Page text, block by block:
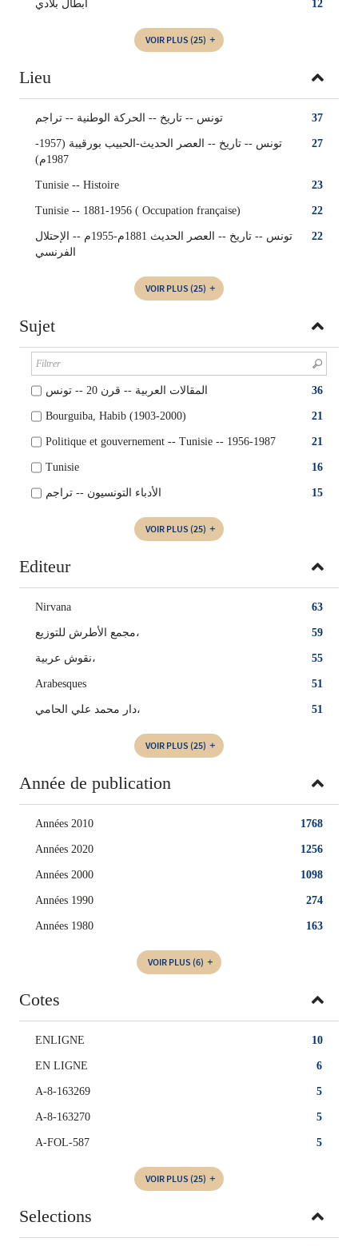
12 أبطال بلادي
VOIR PLUS (25)
Lieu
37 تونس -- تاريخ -- الحركة الوطنية -- تراجم
27
تونس -- تاريخ -- العصر الحديث-الحبيب بورقيبة (1957-
1987م)
23
Tunisie -- Histoire
22
Tunisie -- 1881-1956 ( Occupation française)
22
تونس -- تاريخ -- العصر الحديث 1881م-1955م -- الإحتلال
الفرنسي
VOIR PLUS (25)
Sujet
36 المقالات العربية -- قرن 20 -- تونس
21
Bourguiba, Habib (1903-2000)
21
Politique et gouvernement -- Tunisie -- 1956-1987
16
Tunisie
15 الأدباء التونسيون -- تراجم
VOIR PLUS (25)
Editeur
63
Nirvana
59 مجمع الأطرش للتوزيع،
55 نقوش عربية،
51
Arabesques
51 دار محمد علي الحامي،
VOIR PLUS (25)
Année de publication
1768
Années 2010
1256
Années 2020
1098
Années 2000
274
Années 1990
163
Années 1980
VOIR PLUS (6)
Cotes
10
ENLIGNE
6
EN LIGNE
5
A-8-163269
5
A-8-163270
5
A-FOL-587
VOIR PLUS (25)
Selections